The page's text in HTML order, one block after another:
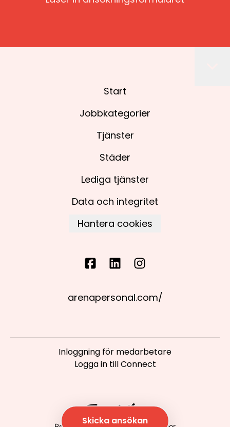
Skicka ansökan
Start
Jobbkategorier
Tjänster
Städer
Lediga tjänster
Data och integritet
Hantera cookies
arenapersonal.com/
Inloggning för medarbetare
Logga in till Connect